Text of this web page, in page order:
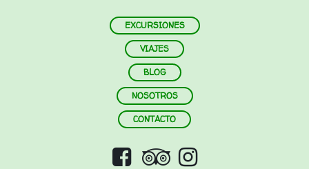
EXCURSIONES
VIAJES
BLOG
NOSOTROS
CONTACTO